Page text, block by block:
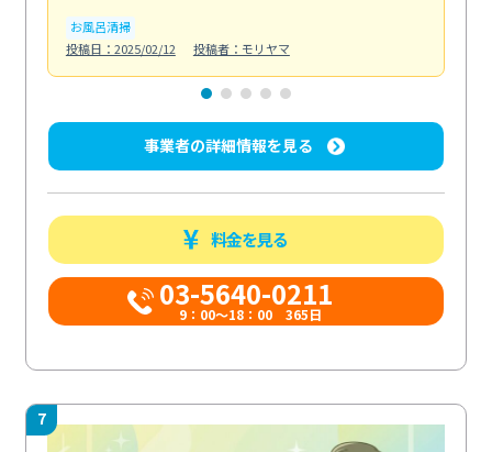
お風呂清掃
投稿日：2025/02/12
投稿者：モリヤマ
事業者の詳細情報を見る
料金を見る
03-5640-0211
9：00～18：00 365日
7